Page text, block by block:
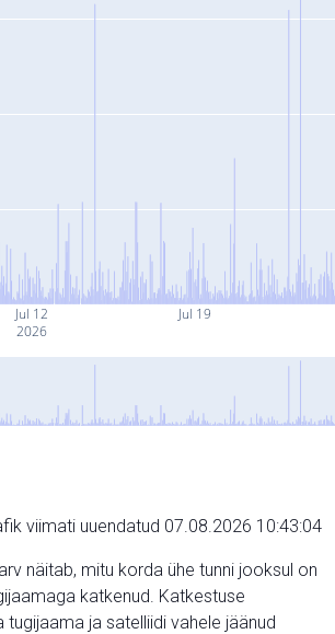
Jul 12
2026
Jul 19
viimati uuendatud 07.08.2026 10:43:04
näitab, mitu korda ühe tunni jooksul on
katkenud. Katkestuse
tugijaama ja satelliidi vahele jäänud